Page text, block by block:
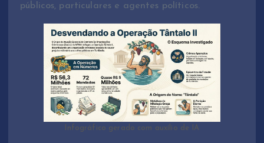
públicos, particulares e agentes políticos.
Infográfico gerado com auxílio de IA